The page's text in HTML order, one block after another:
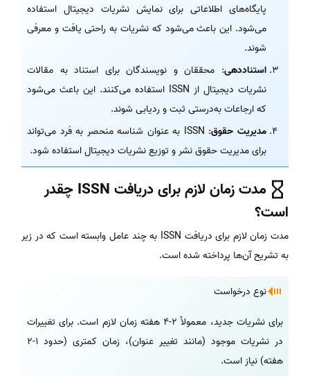
پایگاه‌های اطلاعاتی برای نمایش نشریات دیجیتال استفاده
می‌شود. این باعث می‌شود که نشریات به راحتی یافت و معرفی
شوند.
استناد‌دهی: محققان و نویسندگان برای استناد به مقالات
نشریات دیجیتال از ISSN استفاده می‌کنند. این باعث می‌شود
که ارجاعات به‌درستی ثبت و ردیابی شوند.
مدیریت حقوق
: ISSN به عنوان شناسه منحصر به فرد می‌تواند
برای مدیریت حقوق نشر و توزیع نشریات دیجیتال استفاده شود.
مدت زمان لازم برای دریافت ISSN چقدر
است؟
مدت زمان لازم برای دریافت ISSN به چند عامل وابسته است که در زیر
به تشریح آن‌ها پرداخته شده است.
نوع درخواست
برای نشریات جدید، معمولاً 2-4 هفته زمان لازم است. برای تغییرات
در نشریات موجود (مانند تغییر عنوان)، زمان کمتری (حدود 1-2
هفته) نیاز است.